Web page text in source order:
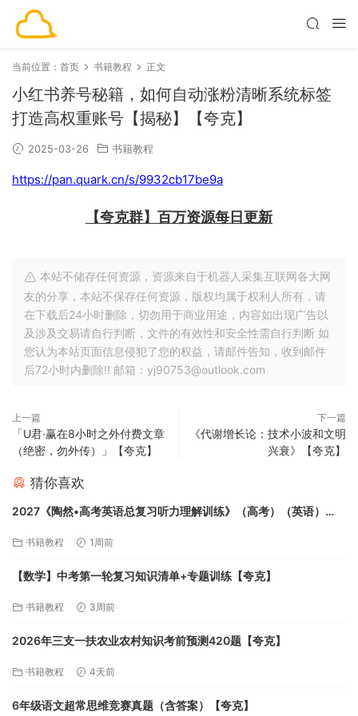
当前位置： 首页 书籍教程 正文
小红书养号秘籍，如何自动涨粉清晰系统标签
打造高权重账号【揭秘】【夸克】
2025-03-26 书籍教程
https://pan.quark.cn/s/9932cb17be9a
【夸克群】百万资源每日更新
本站不储存任何资源，资源来自于机器人采集互联网各大网
友的分享，本站不保存任何资源，版权均属于权利人所有，请
在下载后24小时删除，切勿用于商业用途，内容如出现广告以
及涉及交易请自行判断，文件的有效性和安全性需自行判断 如
您认为本站页面信息侵犯了您的权益，请邮件告知，收到邮件
后72小时内删除!! 邮箱：yj90753@outlook.com
上一篇
「U君·赢在8小时之外付费文章
（绝密，勿外传）」【夸克】
下一篇
《代谢增长论：技术小波和文明
兴衰》【夸克】
猜你喜欢
2027《陶然•高考英语总复习听力理解训练》（高考）（英语）
书籍教程 1周前
【数学】中考第一轮复习知识清单+专题训练【夸克】
书籍教程 3周前
2026年三支一扶农业农村知识考前预测420题【夸克】
书籍教程 4天前
6年级语文超常思维竞赛真题（含答案）【夸克】